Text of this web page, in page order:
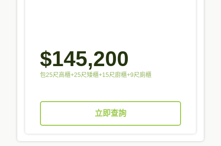
$145,200
包25尺高櫃+25尺矮櫃+15尺廚櫃+9尺廁櫃
立即查詢